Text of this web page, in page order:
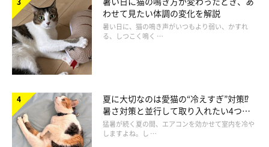
わせて見たい体調の変化を解説
暑い日に、猫の鳴き声がいつもより弱い、かすれ
る、しつこく鳴く …
夏に大切なのは愛猫の“冷えすぎ”対策⁉
暑さ対策と並行して取り入れたい4つの
工夫
猛暑が続く夏の間、エアコンを効かせて室内を冷や
しますよね。し …